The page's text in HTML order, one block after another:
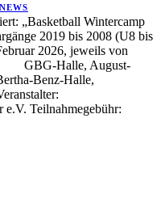
NEWS
„Basketball Wintercamp
2019 bis 2008 (U8 bis
2026, jeweils von
Halle, August-
Benz-Halle,
Veranstalter:
e.V. Teilnahmegebühr: